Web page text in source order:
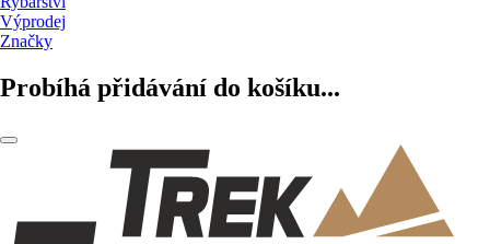
Výprodej
Značky
Probíhá přidávání do košíku...